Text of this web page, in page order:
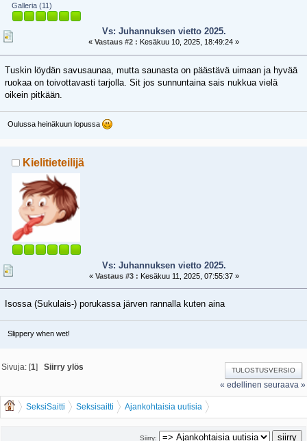
Galleria (11)
Vs: Juhannuksen vietto 2025.
«Vastaus #2 : Kesäkuu 10, 2025, 18:49:24 »
Tuskin löydän savusaunaa, mutta saunasta on päästävä uimaan ja hyvää
ruokaa on toivottavasti tarjolla. Sit jos sunnuntaina sais nukkua vielä
oikein pitkään.
Oulussa heinäkuun lopussa
Kielitieteilijä
Vs: Juhannuksen vietto 2025.
« Vastaus #3 : Kesäkuu 11, 2025, 07:55:37 »
Isossa (Sukulais-) porukassa järven rannalla kuten aina
Slippery when wet!
TULOSTUSVERSIO
Sivuja: [1]Siirry ylös
« edellinen seuraava »
SeksiSaitti Seksisaitti
Ajankohtaisia uutisia
Juhannuksen vietto 2025.
Siirry: